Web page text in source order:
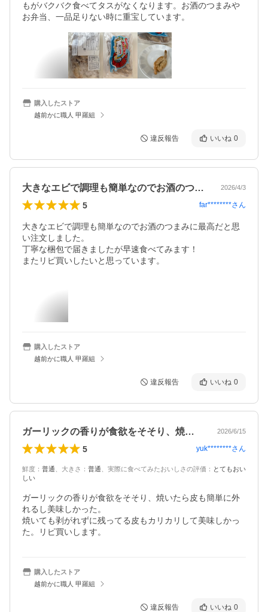
もがバクバク食べてタスがなくなります。お酒のつまみや
お弁当、一品足りない時に重宝しています。
購入したストア
越前かに職人 甲羅組
違反報告 いいね 0
大きなエビで調理も簡単なのでお酒のつま… 2026/4/3
5 far********さん
大きなエビで調理も簡単なのでお酒のつまみに最高だと思
い注文しました。
丁寧な梱包で届きましたが早速食べてみます！
またリピ買いしたいと思っています。
購入したストア
越前かに職人 甲羅組
違反報告 いいね 0
ガーリックの香りが食欲をそそり、焼いた… 2026/6/15
5 yuk********さん
鮮度 ： 普通 大きさ ： 普通 実際に食べてみたおいしさの評価 ： とてもおい
しい
ガーリックの香りが食欲をそそり、焼いたら皮も簡単に外
れるし美味しかった。
焼いても剥がれずに残ってる皮もカリカリして美味しかっ
た。リピ買いします。
購入したストア
越前かに職人 甲羅組
違反報告 いいね 0